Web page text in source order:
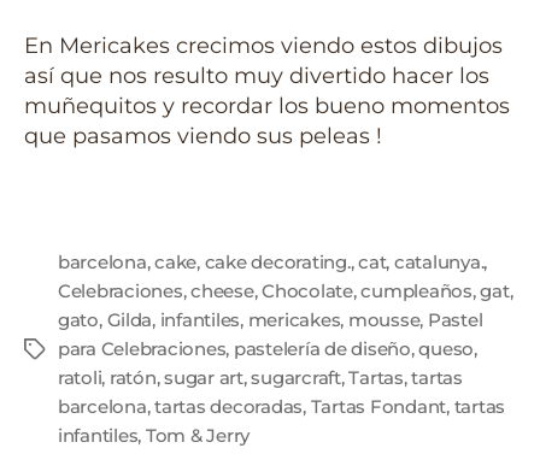
En Mericakes crecimos viendo estos dibujos
así que nos resulto muy divertido hacer los
muñequitos y recordar los bueno momentos
que pasamos viendo sus peleas !
barcelona,cake, cake decorating.,cat, catalunya.,
Celebraciones,cheese,Chocolate,cumpleaños,gat,
gato, Gilda, infantiles, mericakes, mousse, Pastel
para Celebraciones, pastelería de diseño,queso,
ratoli, ratón,sugar art,sugarcraft,Tartas,tartas
barcelona,tartas decoradas, Tartas Fondant, tartas
infantiles, Tom & Jerry